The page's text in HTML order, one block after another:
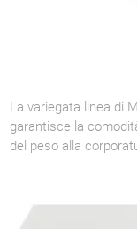
La variegata linea di
garantisce la
del peso alla